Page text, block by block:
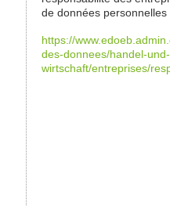
de données personnelles
https://
des-donnees/handel-und-
wirtschaft/entreprises/